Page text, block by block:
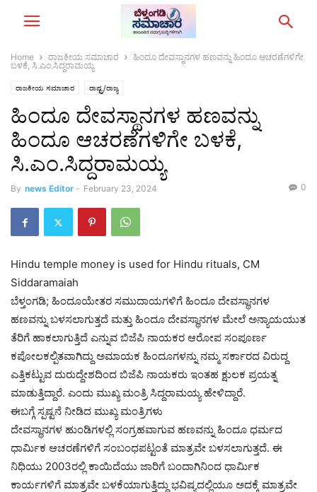
Home ರಾಜಕೀಯ ಸಮಾಚಾರ
ಹಿಂದೂ ದೇವಸ್ಥಾನಗಳ ಹಣವನ್ನು ಹಿಂದೂ ಆಚರಣೆಗಳಿಗೇ
ಬಳಕೆ, ಸಿ.ಎಂ.ಸಿದ್ದರಾಮಯ್ಯ
ರಾಜಕೀಯ ಸಮಾಚಾರ ರಾಷ್ಟ್ರ/ರಾಜ್ಯ
ಹಿಂದೂ ದೇವಸ್ಥಾನಗಳ ಹಣವನ್ನು
ಹಿಂದೂ ಆಚರಣೆಗಳಿಗೇ ಬಳಕೆ,
ಸಿ.ಎಂ.ಸಿದ್ದರಾಮಯ್ಯ
By news Editor - February 23, 2024 0
Hindu temple money is used for Hindu rituals, CM
Siddaramaiah
ಬೆಳ್ತಂಗಡಿ; ಹಿಂದೂಯೇತರ ಸಮುದಾಯಗಳಿಗೆ ಹಿಂದೂ ದೇವಸ್ಥಾನಗಳ
ಹಣವನ್ನು ಬಳಸಲಾಗುತ್ತದೆ ಮತ್ತು ಹಿಂದೂ ದೇವಸ್ಥಾನಗಳ ಮೇಲೆ ಅನ್ಯಾಯಯುತ
ತೆರಿಗೆ ಹಾಕಲಾಗುತ್ತಿದೆ ಎನ್ನುವ ಬಿಜೆಪಿ ನಾಯಕರ ಆರೋಪ ಸಂಪೂರ್ಣ
ಕಪೋಲಕಲ್ಪಿತವಾಗಿದ್ದು ಅಮಾಯಕ ಹಿಂದೂಗಳನ್ನು ನಮ್ಮ ಸರ್ಕಾರದ ವಿರುದ್ದ
ಎತ್ತಿಕಟ್ಟುವ ದುರುದ್ದೇಶದಿಂದ ಬಿಜೆಪಿ ನಾಯಕರು ಇಂತಹ ಕ್ಷುಲಕ ಪ್ರಯತ್ನ
ಮಾಡುತ್ತಿದ್ದಾರೆ. ಎಂದು ಮುಖ್ಯ ಮಂತ್ರಿ ಸಿದ್ದರಾಮಯ್ಯ ಹೇಳಿದ್ದಾರೆ.
ಈಬಗ್ಗೆ ಸ್ಪಷ್ಟನೆ ನೀಡಿದ ಮುಖ್ಯ ಮಂತ್ರಿಗಳು
ದೇವಸ್ಥಾನಗಳ ಹುಂಡಿಗಳಲ್ಲಿ ಸಂಗ್ರಹವಾಗುವ ಹಣವನ್ನು ಹಿಂದೂ ಧರ್ಮದ
ಧಾರ್ಮಿಕ ಆಚರಣೆಗಳಿಗೆ ಸಂಬಂಧಪಟ್ಟಂತೆ ಮಾತ್ರವೇ ಬಳಸಲಾಗುತ್ತದೆ. ಈ
ನಿಧಿಯು 2003ರಲ್ಲಿ ಕಾಯಿದೆಯು ಜಾರಿಗೆ ಬಂದಾಗಿನಿಂದ ಧಾರ್ಮಿಕ
ಕಾರ್ಯಗಳಿಗೆ ಮಾತ್ರವೇ ಬಳಕೆಯಾಗುತ್ತಿದ್ದು ಭವಿಷ್ಯದಲ್ಲಿಯೂ ಅದಕ್ಕೆ ಮಾತ್ರವೇ